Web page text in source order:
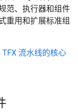
范、执行器和组件
重用和扩展标准组
流水线的核心